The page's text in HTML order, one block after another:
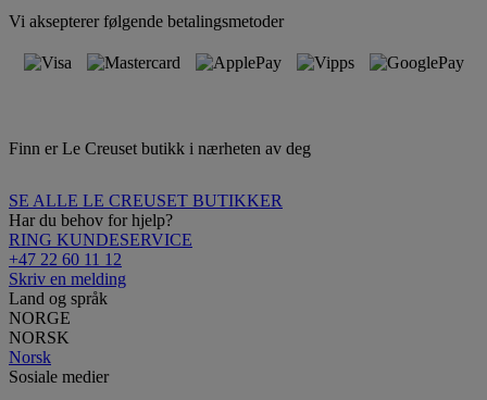
Vi aksepterer følgende betalingsmetoder
Finn er Le Creuset butikk i nærheten av deg
SE ALLE LE CREUSET BUTIKKER
Har du behov for hjelp?
RING KUNDESERVICE
+47 22 60 11 12
Skriv en melding
Land og språk
NORGE
NORSK
Norsk
Sosiale medier